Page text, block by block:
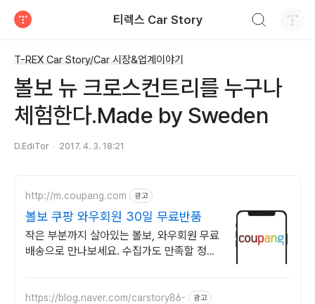
티렉스 Car Story
T-REX Car Story/Car 시장&업계이야기
볼보 뉴 크로스컨트리를 누구나
체험한다.Made by Sweden
D.EdiTor 2017. 4. 3. 18:21
http://m.coupang.com 광고
볼보 쿠팡 와우회원 30일 무료반품
작은 부분까지 살아있는 볼보, 와우회원 무료
배송으로 만나보세요. 수집가도 만족할 정교
https://blog.naver.com/carstory86- 광고